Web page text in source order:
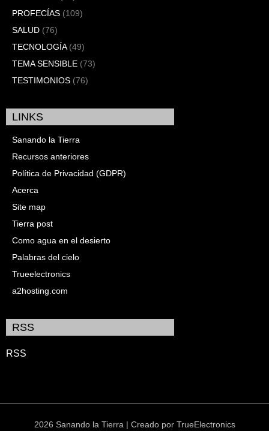
PROFECÍAS (109)
SALUD (76)
TECNOLOGÍA(49)
TEMA SENSIBLE (73)
TESTIMONIOS (76)
LINKS
Sanando la Tierra
Recursos anteriores
Política de Privacidad (GDPR)
Acerca
Site map
Tierra post
Como agua en el desierto
Palabras del cielo
Trueelectronics
a2hosting.com
RSS
RSS
2026 Sanando la Tierra | Creado por TrueElectronics